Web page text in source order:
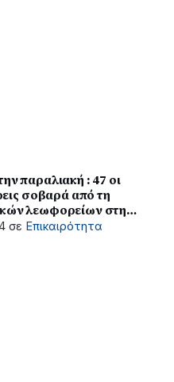
παραλιακή : 47 οι
σοβαρά από τη
λεωφορείων στη
σε Επικαιρότητα